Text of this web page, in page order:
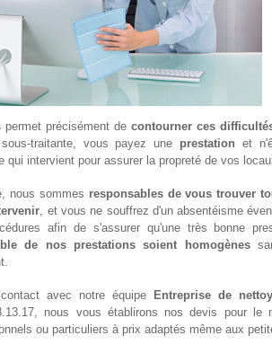
permet précisément decontourner ces
traitante, vous payez une prestation et
qui intervient pour assurer la propreté de vos
nous sommes responsables de vous trouver
, et vous ne souffrez d'un absentéisme
afin de s'assurer qu'une très bonne
de nos prestations soient homogènes
avec notre équipe Entreprise de
nous vous établirons nos devis pour le
ou particuliers à prix adaptés même aux